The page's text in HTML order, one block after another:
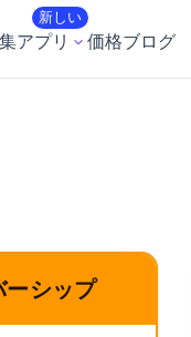
アプリ
新しい
価格ブログ
ーシップ